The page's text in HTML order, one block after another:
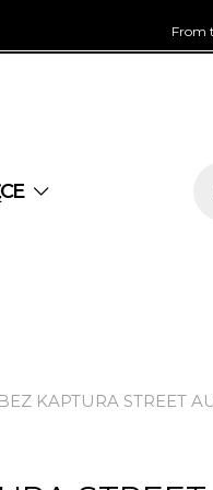
From
KAPTURA STREET